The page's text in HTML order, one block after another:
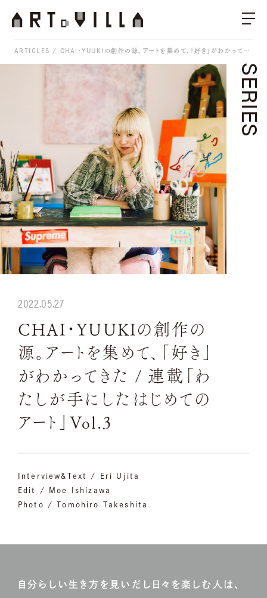
ARTICLES CHAI・YUUKIの創作の源。アートを集めて、「好き」がわかってきた / 連載「わたしが手にしたはじめてのアート」Vol.3
SERIES
2022.05.27
CHAI・YUUKIの創作の
源。アートを集めて、「好き」
がわかってきた / 連載「わ
たしが手にしたはじめての
アート」Vol.3
Interview＆Text / Eri Ujita
Edit / Moe Ishizawa
Photo / Tomohiro Takeshita
自分らしい生き方を見いだし日々を楽しむ人は、